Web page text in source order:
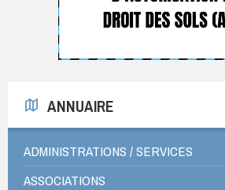
ANNUAIRE
ADMINISTRATIONS / SERVICES
ASSOCIATIONS